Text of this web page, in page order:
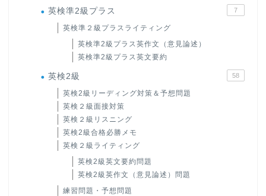
英検準2級プラス 7
英検準２級プラスライティング
英検準2級プラス英作文（意見論述）
英検準2級プラス英文要約
英検2級 58
英検2級リーディング対策＆予想問題
英検２級面接対策
英検２級リスニング
英検2級合格必勝メモ
英検２級ライティング
英検2級英文要約問題
英検2級英作文（意見論述）問題
練習問題・予想問題